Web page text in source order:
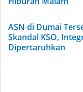
ASN di Dumai
Skandal KSO,
Dipertaruhkan